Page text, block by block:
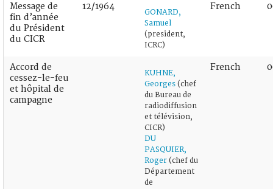
Message de
fin d’année
du Président
du CICR
12/1964
GONARD,
Samuel
(president,
ICRC)
French
Accord de
cessez-le-feu
et hôpital de
campagne
KUHNE,
Georges (chef
du Bureau de
radiodiffusion
et télévision,
CICR)
DU
PASQUIER,
Roger (chef du
Département
de
French